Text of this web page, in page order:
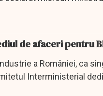
de afaceri pentru
a României, ca
Interministerial